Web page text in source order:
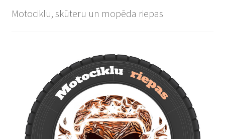
Motociklu, skūteru un mopēda riepas